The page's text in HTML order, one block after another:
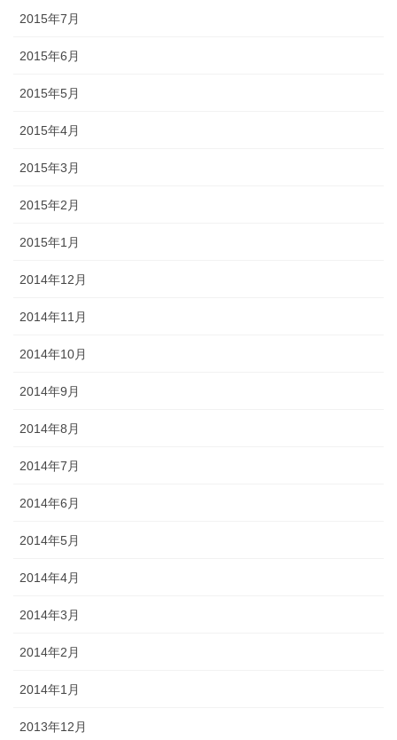
2015年7月
2015年6月
2015年5月
2015年4月
2015年3月
2015年2月
2015年1月
2014年12月
2014年11月
2014年10月
2014年9月
2014年8月
2014年7月
2014年6月
2014年5月
2014年4月
2014年3月
2014年2月
2014年1月
2013年12月